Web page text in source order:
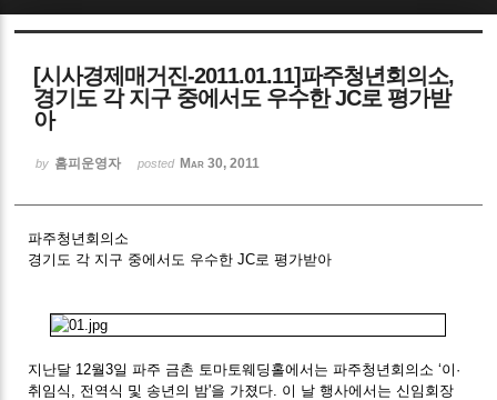
[시사경제매거진-2011.01.11]파주청년회의소,
경기도 각 지구 중에서도 우수한 JC로 평가받
아
by 홈피운영자 posted Mar 30, 2011
파주청년회의소
경기도 각 지구 중에서도 우수한 JC로 평가받아
지난달 12월3일 파주 금촌 토마토웨딩홀에서는 파주청년회의소 ‘이·
취임식, 전역식 및 송년의 밤'을 가졌다. 이 날 행사에서는 신임회장
Sketchbook5, 스케치북5
Sketchbook5, 스케치북5